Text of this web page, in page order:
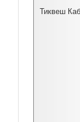
Тиквеш